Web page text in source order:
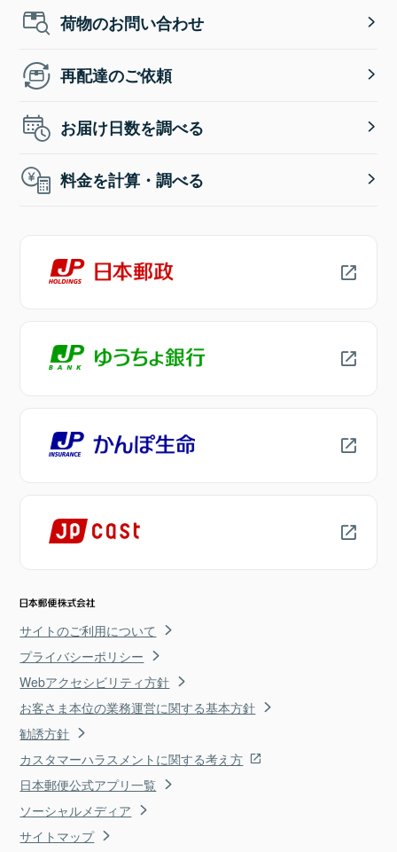
荷物のお問い合わせ
再配達のご依頼
お届け日数を調べる
料金を計算・調べる
サイトのご利用について
プライバシーポリシー
Webアクセシビリティ方針
お客さま本位の業務運営に関する基本方針
勧誘方針
カスタマーハラスメントに関する考え方
日本郵便公式アプリ一覧
ソーシャルメディア
サイトマップ